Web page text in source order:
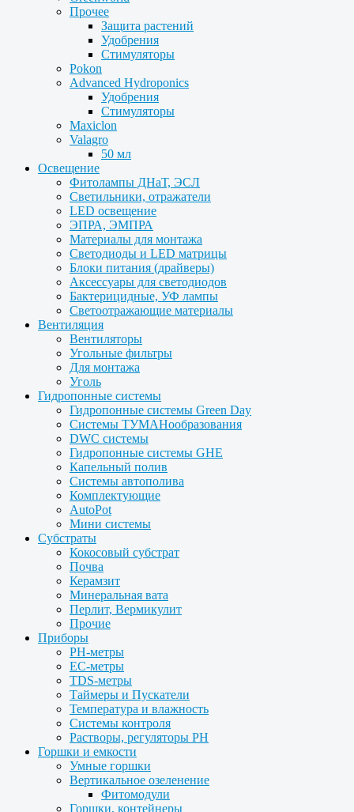
Прочее
Защита растений
Удобрения
Стимуляторы
Pokon
Advanced Hydroponics
Удобрения
Стимуляторы
Maxiclon
Valagro
50 мл
Освещение
Фитолампы ДНаТ, ЭСЛ
Светильники, отражатели
LED освещение
ЭПРА, ЭМПРА
Материалы для монтажа
Светодиоды и LED матрицы
Блоки питания (драйверы)
Аксессуары для светодиодов
Бактерицидные, УФ лампы
Светоотражающие материалы
Вентиляция
Вентиляторы
Угольные фильтры
Для монтажа
Уголь
Гидропонные системы
Гидропонные системы Green Day
Системы ТУМАНообразования
DWC системы
Гидропонные системы GHE
Капельный полив
Системы автополива
Комплектующие
AutoPot
Мини системы
Субстраты
Кокосовый субстрат
Почва
Керамзит
Минеральная вата
Перлит, Вермикулит
Прочие
Приборы
PH-метры
EC-метры
TDS-метры
Таймеры и Пускатели
Температура и влажность
Системы контроля
Растворы, регуляторы PH
Горшки и емкости
Умные горшки
Вертикальное озеленение
Фитомодули
Горшки, контейнеры